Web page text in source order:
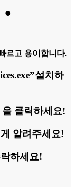
르고 용이합니다.
설치하
클릭하세요!
알려주세요!
하세요!